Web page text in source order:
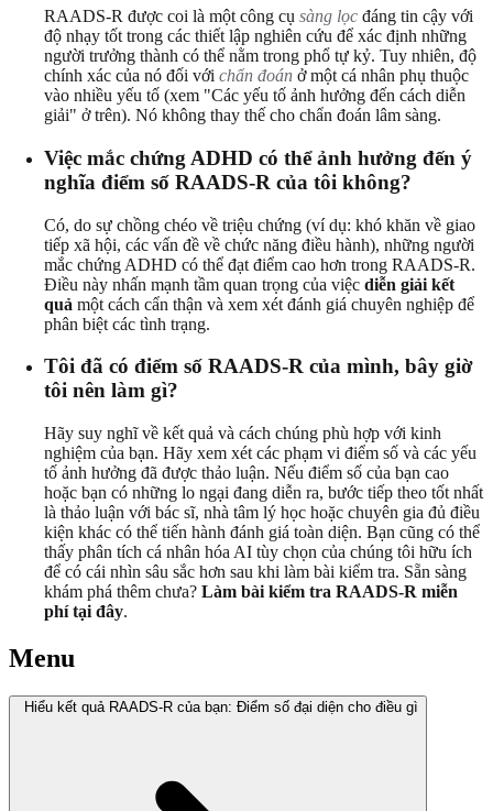
RAADS-R được coi là một công cụ sàng lọc đáng tin cậy với
độ nhạy tốt trong các thiết lập nghiên cứu để xác định những
người trưởng thành có thể nằm trong phổ tự kỷ. Tuy nhiên, độ
chính xác của nó đối với chẩn đoán ở một cá nhân phụ thuộc
vào nhiều yếu tố (xem "Các yếu tố ảnh hưởng đến cách diễn
giải" ở trên). Nó không thay thế cho chẩn đoán lâm sàng.
Việc mắc chứng ADHD có thể ảnh hưởng đến ý
nghĩa điểm số RAADS-R của tôi không?
Có, do sự chồng chéo về triệu chứng (ví dụ: khó khăn về giao
tiếp xã hội, các vấn đề về chức năng điều hành), những người
mắc chứng ADHD có thể đạt điểm cao hơn trong RAADS-R.
Điều này nhấn mạnh tầm quan trọng của việc diễn giải kết
quả một cách cẩn thận và xem xét đánh giá chuyên nghiệp để
phân biệt các tình trạng.
Tôi đã có điểm số RAADS-R của mình, bây giờ
tôi nên làm gì?
Hãy suy nghĩ về kết quả và cách chúng phù hợp với kinh
nghiệm của bạn. Hãy xem xét các phạm vi điểm số và các yếu
tố ảnh hưởng đã được thảo luận. Nếu điểm số của bạn cao
hoặc bạn có những lo ngại đang diễn ra, bước tiếp theo tốt nhất
là thảo luận với bác sĩ, nhà tâm lý học hoặc chuyên gia đủ điều
kiện khác có thể tiến hành đánh giá toàn diện. Bạn cũng có thể
thấy phân tích cá nhân hóa AI tùy chọn của chúng tôi hữu ích
để có cái nhìn sâu sắc hơn sau khi làm bài kiểm tra. Sẵn sàng
khám phá thêm chưa? Làm bài kiểm tra RAADS-R miễn
phí tại đây.
Menu
Hiểu kết quả RAADS-R của bạn: Điểm số đại diện cho điều gì